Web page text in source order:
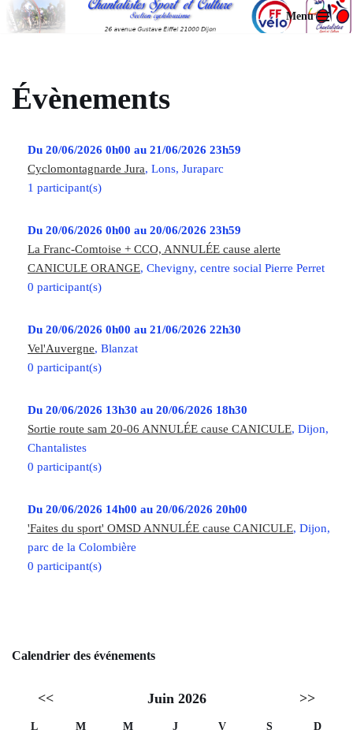
contenu
Menu
Évènements
Du 20/06/2026 0h00 au 21/06/2026 23h59
Cyclomontagnarde Jura, Lons, Juraparc
1 participant(s)
Du 20/06/2026 0h00 au 20/06/2026 23h59
La Franc-Comtoise + CCO, ANNULÉE cause alerte
CANICULE ORANGE, Chevigny, centre social Pierre Perret
0 participant(s)
Du 20/06/2026 0h00 au 21/06/2026 22h30
Vel'Auvergne, Blanzat
0 participant(s)
Du 20/06/2026 13h30 au 20/06/2026 18h30
Sortie route sam 20-06 ANNULÉE cause CANICULE, Dijon,
Chantalistes
0 participant(s)
Du 20/06/2026 14h00 au 20/06/2026 20h00
'Faites du sport' OMSD ANNULÉE cause CANICULE, Dijon,
parc de la Colombière
0 participant(s)
Calendrier des événements
<< Juin 2026 >>
L M M J V S
D